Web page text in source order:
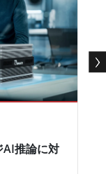
AI推論に対